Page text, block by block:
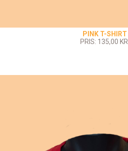
PINK T-SHIRT
PRIS: 135,00 KR.